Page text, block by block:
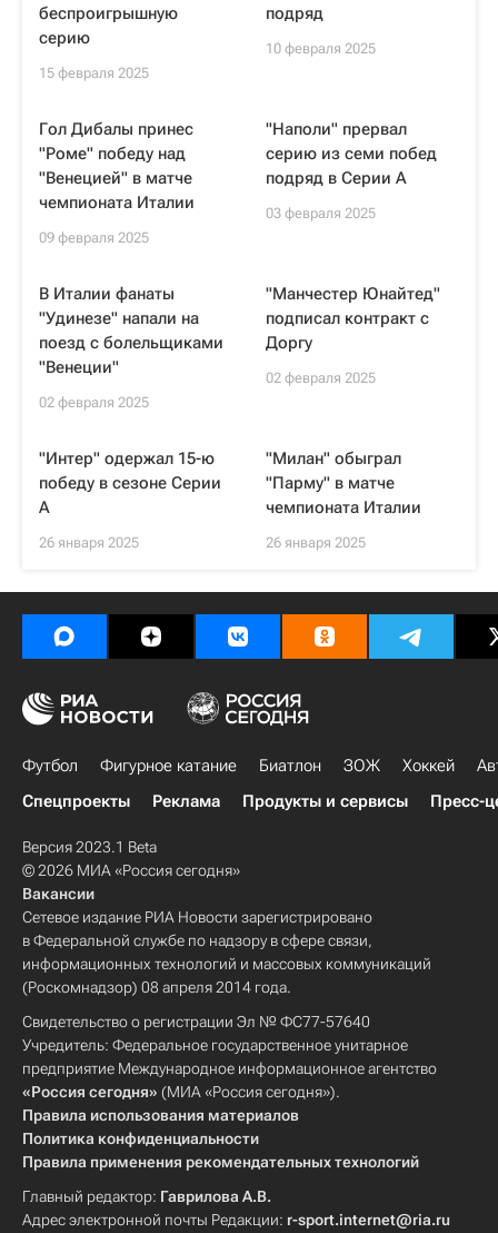
беспроигрышную
серию
15 февраля 2025
подряд
10 февраля 2025
Гол Дибалы принес
"Роме" победу над
"Венецией" в матче
чемпионата Италии
09 февраля 2025
"Наполи" прервал
серию из семи побед
подряд в Серии А
03 февраля 2025
В Италии фанаты
"Удинезе" напали на
поезд с болельщиками
"Венеции"
02 февраля 2025
"Манчестер Юнайтед"
подписал контракт с
Доргу
02 февраля 2025
"Интер" одержал 15-ю
победу в сезоне Серии
A
26 января 2025
"Милан" обыграл
"Парму" в матче
чемпионата Италии
26 января 2025
Футбол Фигурное катание Биатлон ЗОЖ Хоккей
Спецпроекты
Реклама Продукты и сервисы Пресс-
Версия 2023.1 Beta
© 2026 МИА «Россия сегодня»
Вакансии
Сетевое издание РИА Новости зарегистрировано
в Федеральной службе по надзору в сфере связи,
информационных технологий и массовых коммуникаций
(Роскомнадзор) 08 апреля 2014 года.
Свидетельство о регистрации Эл № ФС77-57640
Учредитель: Федеральное государственное унитарное
предприятие Международное информационное агентство
«Россия сегодня» (МИА «Россия сегодня»).
Правила использования материалов
Политика конфиденциальности
Правила применения рекомендательных технологий
Главный редактор: Гаврилова А.В.
Адрес электронной почты Редакции: r-sport.internet@ria.ru